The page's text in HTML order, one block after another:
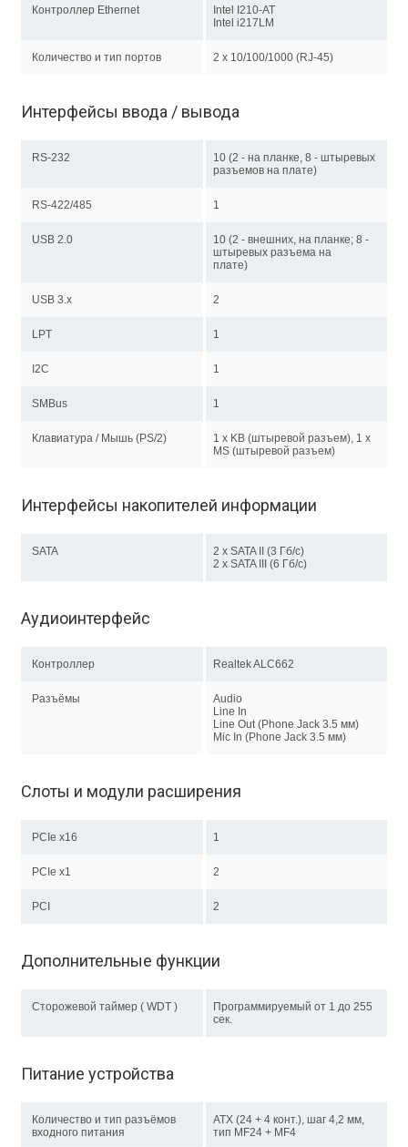
Контроллер Ethernet
Intel I210-AT
Intel i217LM
Количество и тип портов 2 х 10/100/1000 (RJ-45)
Интерфейсы ввода / вывода
RS-232
10 (2 - на планке, 8 - штыревых
разъемов на плате)
RS-422/485 1
USB 2.0
10 (2 - внешних, на планке; 8 -
штыревых разъема на
плате)
USB 3.x 2
LPT 1
I2C 1
SMBus 1
Клавиатура / Мышь (PS/2)
1 x KB (штыревой разъем), 1 х
MS (штыревой разъем)
Интерфейсы накопителей информации
SATA
2 x SATA II (3 Гб/с)
2 х SATA III (6 Гб/с)
Аудиоинтерфейс
Контроллер Realtek ALC662
Разъёмы
Audio
Line In
Line Out (Phone Jack 3.5 мм)
Mic In (Phone Jack 3.5 мм)
Слоты и модули расширения
PCIe x16 1
PCIe x1 2
PCI 2
Дополнительные функции
Сторожевой таймер ( WDT )
Программируемый от 1 до 255
сек.
Питание устройства
Количество и тип разъёмов
входного питания
ATX (24 + 4 конт.), шаг 4,2 мм,
тип MF24 + MF4